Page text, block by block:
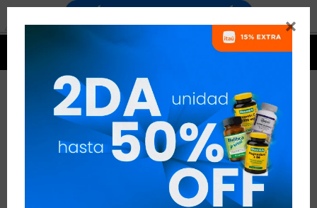

MAGNESIO NATULIV
MAGNESIO NATULIV QUITAR FILTROS
RECOMENDADOS